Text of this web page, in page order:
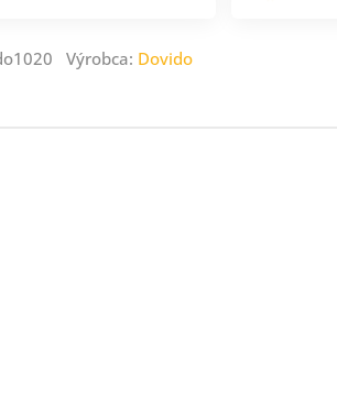
Výrobca: Dovido